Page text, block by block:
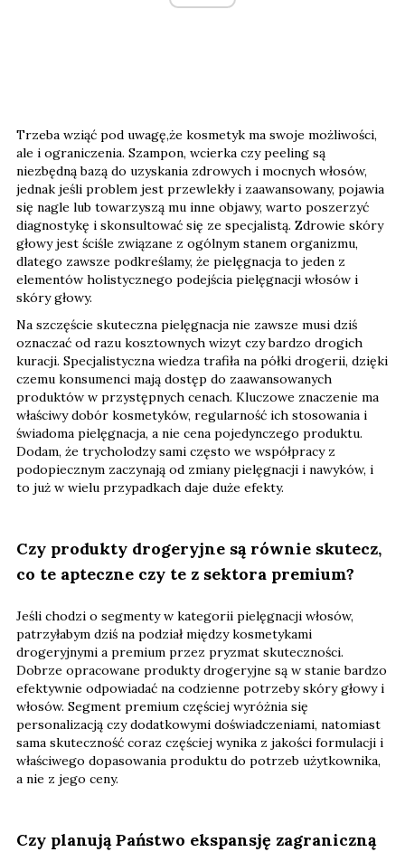
Trzeba wziąć pod uwagę,że kosmetyk ma swoje możliwości,
ale i ograniczenia. Szampon, wcierka czy peeling są
niezbędną bazą do uzyskania zdrowych i mocnych włosów,
jednak jeśli problem jest przewlekły i zaawansowany, pojawia
się nagle lub towarzyszą mu inne objawy, warto poszerzyć
diagnostykę i skonsultować się ze specjalistą. Zdrowie skóry
głowy jest ściśle związane z ogólnym stanem organizmu,
dlatego zawsze podkreślamy, że pielęgnacja to jeden z
elementów holistycznego podejścia pielęgnacji włosów i
skóry głowy.
Na szczęście skuteczna pielęgnacja nie zawsze musi dziś
oznaczać od razu kosztownych wizyt czy bardzo drogich
kuracji. Specjalistyczna wiedza trafiła na półki drogerii, dzięki
czemu konsumenci mają dostęp do zaawansowanych
produktów w przystępnych cenach. Kluczowe znaczenie ma
właściwy dobór kosmetyków, regularność ich stosowania i
świadoma pielęgnacja, a nie cena pojedynczego produktu.
Dodam, że trycholodzy sami często we współpracy z
podopiecznym zaczynają od zmiany pielęgnacji i nawyków, i
to już w wielu przypadkach daje duże efekty.
Czy produkty drogeryjne są równie skutecz,
co te apteczne czy te z sektora premium?
Jeśli chodzi o segmenty w kategorii pielęgnacji włosów,
patrzyłabym dziś na podział między kosmetykami
drogeryjnymi a premium przez pryzmat skuteczności.
Dobrze opracowane produkty drogeryjne są w stanie bardzo
efektywnie odpowiadać na codzienne potrzeby skóry głowy i
włosów. Segment premium częściej wyróżnia się
personalizacją czy dodatkowymi doświadczeniami, natomiast
sama skuteczność coraz częściej wynika z jakości formulacji i
właściwego dopasowania produktu do potrzeb użytkownika,
a nie z jego ceny.
Czy planują Państwo ekspansję zagraniczną